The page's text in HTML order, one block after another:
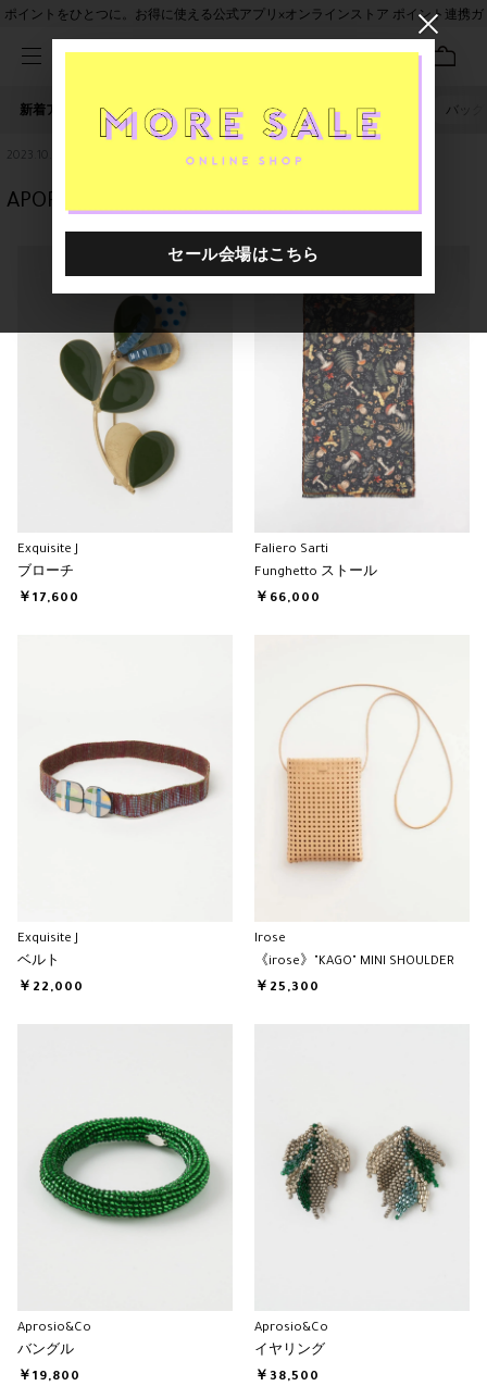
ポイントをひとつに。お得に使える公式アプリ×オンラインストア ポイント連携ガ
新着アイテム 人気ワード セール 40th限定 ピアス バッグ
2023.10.06
APOROSIO&CO 新作の仲間たち
Exquisite J
ブローチ
￥17,600
Faliero Sarti
Funghetto ストール
￥66,000
Exquisite J
ベルト
￥22,000
Irose
《irose》"KAGO" MINI SHOULDER
￥25,300
Aprosio&Co
バングル
￥19,800
Aprosio&Co
イヤリング
￥38,500